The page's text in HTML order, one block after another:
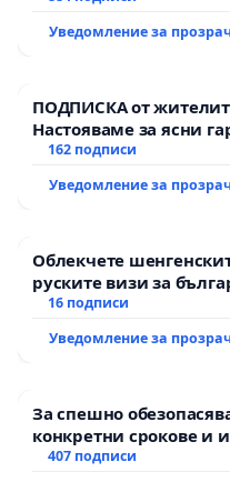
Уведомление за
ПОДПИСКА от
Настояваме за ясни
АД и от държавата,
162 подписи
Уведомление за
Облекчете
руските визи за
16 подписи
Уведомление за
За спешно
конкретни срокове и
рехабилитация на
407 подписи